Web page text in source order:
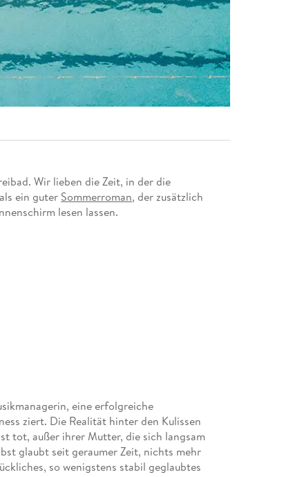
Wir lieben die Zeit, in der die
ein guter Sommerroman, der zusätzlich
lesen lassen.
eine erfolgreiche
ziert. Die Realität hinter den Kulissen
tot, außer ihrer Mutter, die sich langsam
glaubt seit geraumer Zeit, nichts mehr
so wenigstens stabil geglaubtes